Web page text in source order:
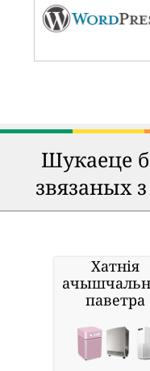
Шукаеце
звязаных
Хатнія
паветра